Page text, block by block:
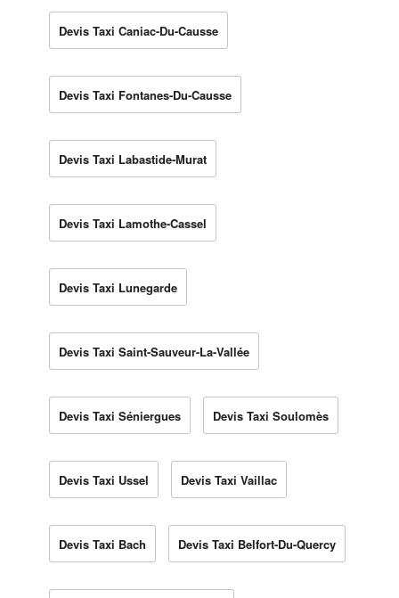
Devis Taxi Caniac-Du-Causse
Devis Taxi Fontanes-Du-Causse
Devis Taxi Labastide-Murat
Devis Taxi Lamothe-Cassel
Devis Taxi Lunegarde
Devis Taxi Saint-Sauveur-La-Vallée
Devis Taxi Séniergues Devis Taxi Soulomès
Devis Taxi Ussel Devis Taxi Vaillac
Devis Taxi Bach Devis Taxi Belfort-Du-Quercy